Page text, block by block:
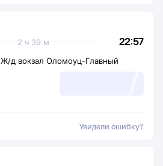
22:57
2 ч 39 м
Ж/д вокзал Оломоуц-Главный
Увидели ошибку?